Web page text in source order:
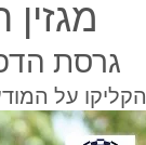
מגזין
גרסת
הקליקו על